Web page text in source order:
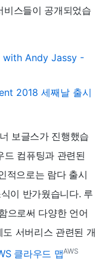
비스들이 공개되었습
with Andy Jassy -
2018 세째날 출시
보글스가 진행했습
드 컴퓨팅과 관련된
적으로는 람다 출시
이 반가웠습니다. 루
으로써 다양한 언어
서버리스 관련된 개
클라우드 맵AWS